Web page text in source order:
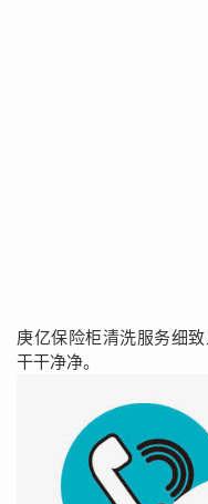
庚亿保险柜清洗服务细
干干净净。